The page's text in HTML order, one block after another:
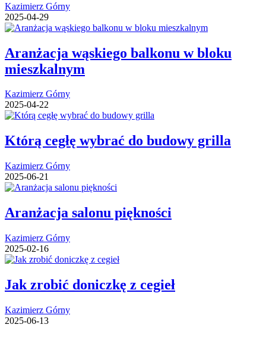
Kazimierz Górny
2025-04-29
Aranżacja wąskiego balkonu w bloku
mieszkalnym
Kazimierz Górny
2025-04-22
Którą cegłę wybrać do budowy grilla
Kazimierz Górny
2025-06-21
Aranżacja salonu piękności
Kazimierz Górny
2025-02-16
Jak zrobić doniczkę z cegieł
Kazimierz Górny
2025-06-13